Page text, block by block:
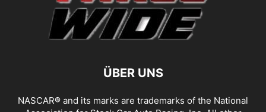
ÜBER UNS
NASCAR® and its marks are trademarks of the National